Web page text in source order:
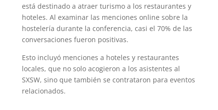
está destinado a atraer turismo a los restaurantes y
hoteles. Al examinar las menciones online sobre la
hostelería durante la conferencia, casi el 70% de las
conversaciones fueron positivas.
Esto incluyó menciones a hoteles y restaurantes
locales, que no solo acogieron a los asistentes al
SXSW, sino que también se contrataron para eventos
relacionados.